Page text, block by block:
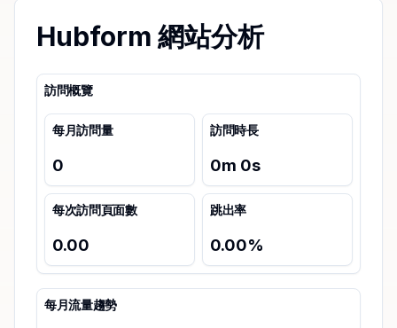
Hubform 網站分析
訪問概覽
每月訪問量
0
訪問時長
0m 0s
每次訪問頁面數
0.00
跳出率
0.00%
每月流量趨勢